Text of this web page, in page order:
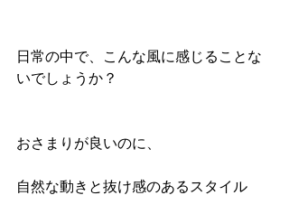
日常の中で、こんな風に感じることな
いでしょうか？
おさまりが良いのに、
自然な動きと抜け感のあるスタイル